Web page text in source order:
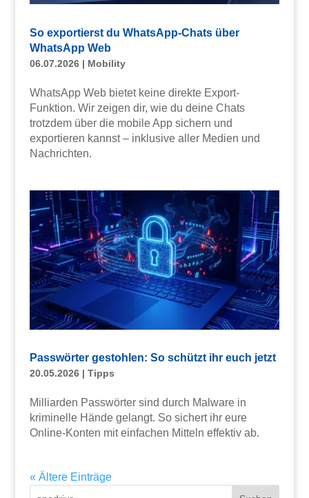
So exportierst du WhatsApp-Chats über
WhatsApp Web
06.07.2026| Mobility
WhatsApp Web bietet keine direkte Export-
Funktion. Wir zeigen dir, wie du deine Chats
trotzdem über die mobile App sichern und
exportieren kannst – inklusive aller Medien und
Nachrichten.
Passwörter gestohlen: So schützt ihr euch jetzt
20.05.2026| Tipps
Milliarden Passwörter sind durch Malware in
kriminelle Hände gelangt. So sichert ihr eure
Online-Konten mit einfachen Mitteln effektiv ab.
« Ältere Einträge